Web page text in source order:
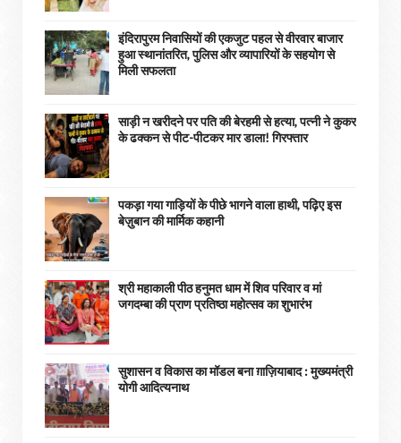
इंदिरापुरम निवासियों की एकजुट पहल से वीरवार बाजार
हुआ स्थानांतरित, पुलिस और व्यापारियों के सहयोग से
मिली सफलता
साड़ी न खरीदने पर पति की बेरहमी से हत्या, पत्नी ने कुकर
के ढक्कन से पीट-पीटकर मार डाला! गिरफ्तार
पकड़ा गया गाड़ियों के पीछे भागने वाला हाथी, पढ़िए इस
बेज़ुबान की मार्मिक कहानी
श्री महाकाली पीठ हनुमत धाम में शिव परिवार व मां
जगदम्बा की प्राण प्रतिष्ठा महोत्सव का शुभारंभ
सुशासन व विकास का मॉडल बना ग़ाज़ियाबाद : ​मुख्यमंत्री
योगी आदित्यनाथ